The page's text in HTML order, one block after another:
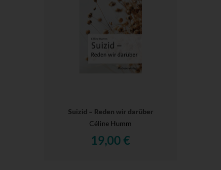
Suizid – Reden wir darüber
Céline Humm
19,00 €